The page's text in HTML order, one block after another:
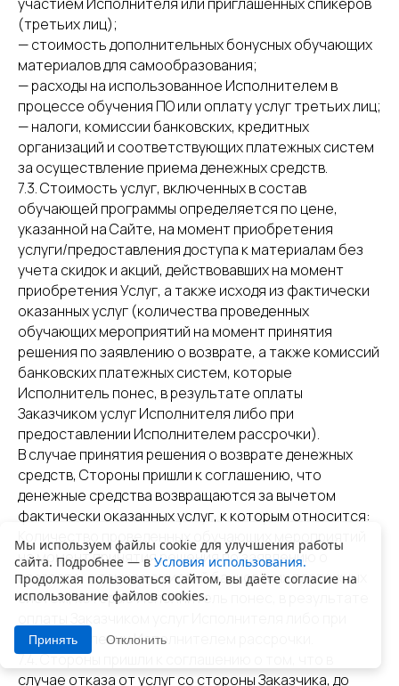
(третьих лиц);
— стоимость дополнительных бонусных обучающих
материалов для самообразования;
— расходы на использованное Исполнителем в
процессе обучения ПО или оплату услуг третьих лиц;
— налоги, комиссии банковских, кредитных
организаций и соответствующих платежных систем
за осуществление приема денежных средств.
7.3. Стоимость услуг, включенных в состав
обучающей программы определяется по цене,
указанной на Сайте, на момент приобретения
услуги/предоставления доступа к материалам без
учета скидок и акций, действовавших на момент
приобретения Услуг, а также исходя из фактически
оказанных услуг (количества проведенных
обучающих мероприятий на момент принятия
решения по заявлению о возврате, а также комиссий
банковских платежных систем, которые
Исполнитель понес, в результате оплаты
Заказчиком услуг Исполнителя либо при
предоставлении Исполнителем рассрочки).
В случае принятия решения о возврате денежных
средств, Стороны пришли к соглашению, что
денежные средства возвращаются за вычетом
фактически оказанных услуг, к которым относится:
Количество проведенных обучающих мероприятий
на момент принятия решения по заявлению о
возврате, а также комиссий банковских платежных
систем, которые Исполнитель понес, в результате
предоставлении Исполнителем рассрочки.
7.4. Стороны пришли к соглашению о том, что в
случае отказа от услуг со стороны Заказчика, до
Мы используем файлы cookie для улучшения работы
сайта. Подробнее — в Условия использования.
Продолжая пользоваться сайтом, вы даёте согласие на
использование файлов cookies.
Принять Отклонить